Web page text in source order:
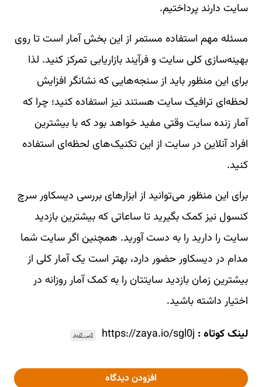
سایت دارند پرداختیم.
مسئله مهم استفاده مستمر از این بخش آمار است تا روی
بهینه‌سازی کلی سایت و فرآیند بازاریابی تمرکز کنید. لذا
برای این منظور باید از سنجه‌هایی که نشانگر افزایش
لحظه‌ای ترافیک سایت هستند نیز استفاده کنید؛ چرا که
آمار زنده سایت وقتی مفید خواهد بود که با بیشترین
افراد آنلاین در سایت از این تکنیک‌های لحظه‌ای استفاده
کنید.
برای این منظور می‌توانید از ابزارهای بررسی دیسکاور سرچ
کنسول نیز کمک بگیرید تا ساعاتی که بیشترین بازدید
سایت را دارید را به دست آورید. همچنین اگر سایت شما
مدام در دیسکاور حضور دارد، بهتر است یک آمار کلی از
بیشترین زمان بازدید سایتتان را به کمک آمار روزانه در
اختیار داشته باشید.
لینک کوتاه : https://zaya.io/sgl0j کپی کنید
افزودن دیدگاه